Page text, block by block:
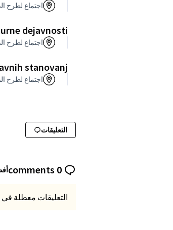
اجتماع لطرح
dejavnosti
اجتماع لطرح
stanovanj
اجتماع لطرح
التعليقات
0 comments
التعليقات معطلة في